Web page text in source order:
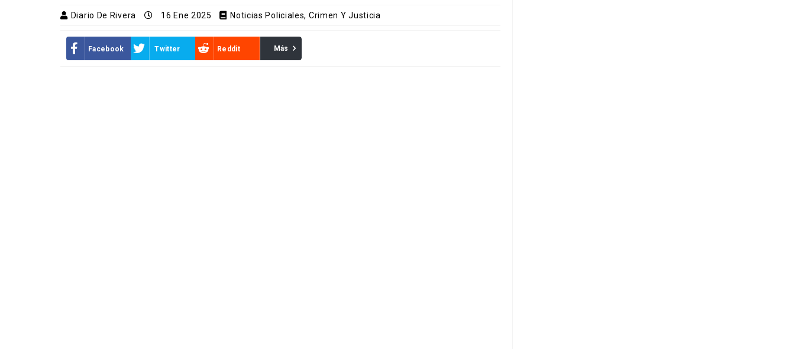
Diario De Rivera 16 Ene 2025 Noticias Policiales, Crimen Y Justicia
Facebook Twitter Reddit Más